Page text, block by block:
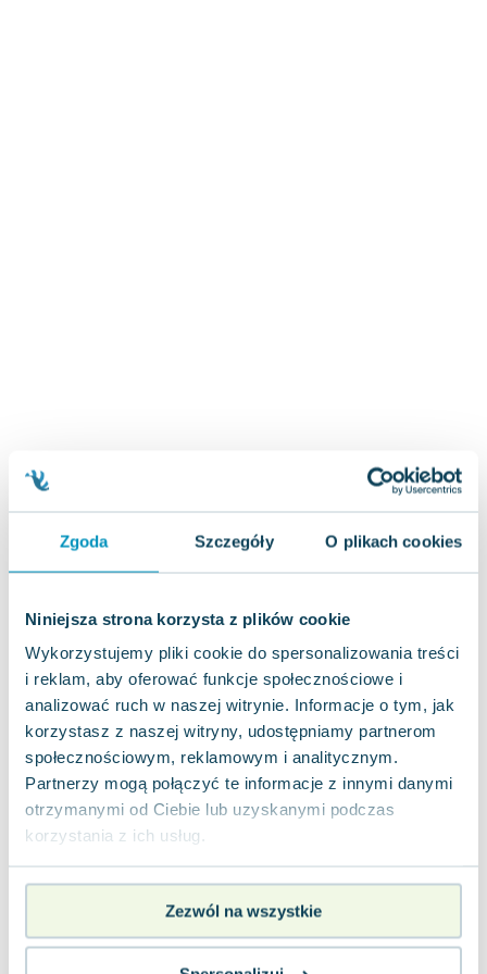
Zgoda Szczegóły O plikach cookies
Niniejsza strona korzysta z plików cookie
Wykorzystujemy pliki cookie do spersonalizowania treści
i reklam, aby oferować funkcje społecznościowe i
analizować ruch w naszej witrynie. Informacje o tym, jak
korzystasz z naszej witryny, udostępniamy partnerom
społecznościowym, reklamowym i analitycznym.
Partnerzy mogą połączyć te informacje z innymi danymi
otrzymanymi od Ciebie lub uzyskanymi podczas
korzystania z ich usług.
Zezwól na wszystkie
Jarosław Iwaszkiewicz
Jan Sztaudynger
Małgorzata Ohme
Maddie Ziegler
Leszek Czarnecki
Joanna Racewicz
Maria Seweryn
Janina Zającówna
Eric Helms
Anna Prus (oprac.)
Nela Mała Reporterka
Agnieszka Maciąg
Virginia Woolf